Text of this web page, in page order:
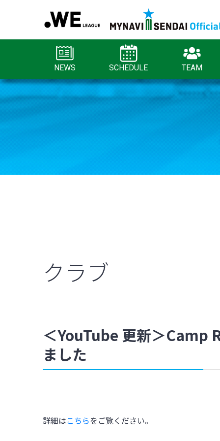
NEWS SCHEDULE TEAM
クラブ
＜YouTube 更新＞Camp
ました
詳細はこちらをご覧ください。